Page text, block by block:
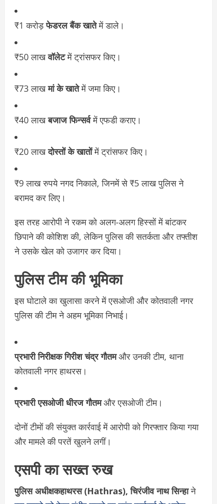
₹1 करोड़फेडरल बैंक खातेमें डाले।
₹50 लाखवॉलेटमें ट्रांसफर किए।
₹73 लाखमां के खातेमें जमा किए।
₹40 लाखबजाज फिन्सर्वमें एफडी कराए।
₹20 लाखदोस्तों के खातोंमें ट्रांसफर किए।
₹9 लाख रुपये नगद निकाले, जिनमें से ₹5 लाख पुलिस ने
बरामद कर लिए।
इस तरह आरोपी ने रकम को अलग-अलग हिस्सों में बांटकर
छिपाने की कोशिश की, लेकिन पुलिस की सतर्कता और तफ्तीश
ने उसके खेल को उजागर कर दिया।
पुलिस टीम की भूमिका
इस घोटाले का खुलासा करने में एसओजी और कोतवाली नगर
पुलिस की टीम ने अहम भूमिका निभाई।
प्रभारी निरीक्षक गिरीश चंद्र गौतमऔर उनकी टीम, थाना
कोतवाली नगर हाथरस।
प्रभारी एसओजी धीरज गौतमऔर एसओजी टीम।
दोनों टीमों की संयुक्त कार्रवाई में आरोपी को गिरफ्तार किया गया
और मामले की परतें खुलने लगीं।
एसपी का सख्त रुख
पुलिस अधीक्षकहाथरस (Hathras), चिरंजीव नाथ सिन्हाने